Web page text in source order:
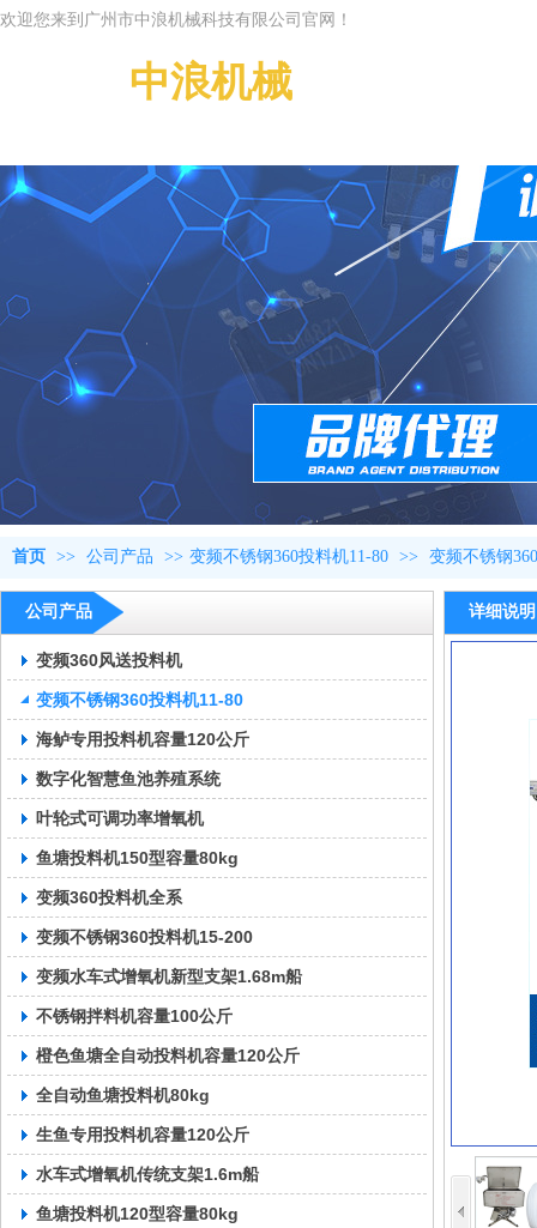
欢迎您来到广州市中浪机械科技有限公司官网！
中浪机械
首页 >> 公司产品 >> 变频不锈钢360投料机11-80 >> 变频不锈钢
公司产品
变频360风送投料机
变频不锈钢360投料机11-80
海鲈专用投料机容量120公斤
数字化智慧鱼池养殖系统
叶轮式可调功率增氧机
鱼塘投料机150型容量80kg
变频360投料机全系
变频不锈钢360投料机15-200
变频水车式增氧机新型支架1.68m船
不锈钢拌料机容量100公斤
橙色鱼塘全自动投料机容量120公斤
全自动鱼塘投料机80kg
生鱼专用投料机容量120公斤
水车式增氧机传统支架1.6m船
鱼塘投料机120型容量80kg
详细说明